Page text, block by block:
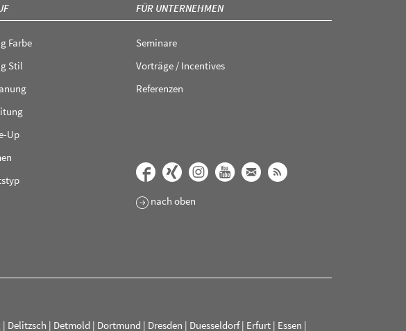
Farbe
Stil
Up
FÜR UNTERNEHMEN
Seminare
Vorträge / Incentives
Referenzen
nach oben
| Delitzsch | Detmold | Dortmund | Dresden | Duesseldorf| Erfurt | Essen |